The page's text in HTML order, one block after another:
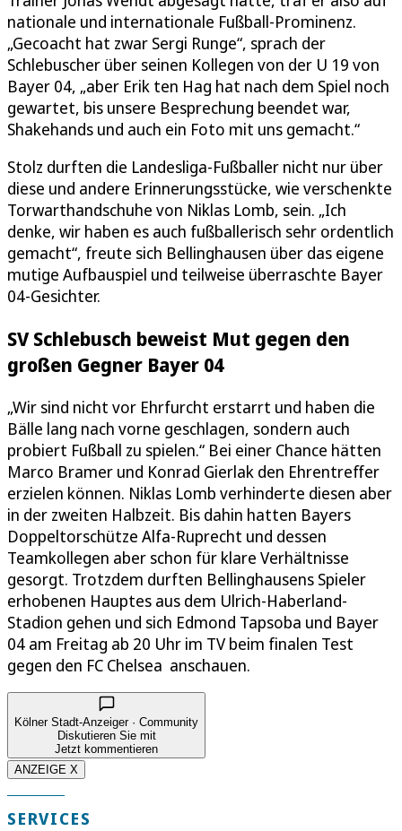
nationale und internationale Fußball-Prominenz.
„Gecoacht hat zwar Sergi Runge“, sprach der
Schlebuscher über seinen Kollegen von der U 19 von
Bayer 04, „aber Erik ten Hag hat nach dem Spiel noch
gewartet, bis unsere Besprechung beendet war,
Shakehands und auch ein Foto mit uns gemacht.“
Stolz durften die Landesliga-Fußballer nicht nur über
diese und andere Erinnerungsstücke, wie verschenkte
Torwarthandschuhe von Niklas Lomb, sein. „Ich
denke, wir haben es auch fußballerisch sehr ordentlich
gemacht“, freute sich Bellinghausen über das eigene
mutige Aufbauspiel und teilweise überraschte Bayer
04-Gesichter.
SV Schlebusch beweist Mut gegen den
großen Gegner Bayer 04
„Wir sind nicht vor Ehrfurcht erstarrt und haben die
Bälle lang nach vorne geschlagen, sondern auch
probiert Fußball zu spielen.“ Bei einer Chance hätten
Marco Bramer und Konrad Gierlak den Ehrentreffer
erzielen können. Niklas Lomb verhinderte diesen aber
in der zweiten Halbzeit. Bis dahin hatten Bayers
Doppeltorschütze Alfa-Ruprecht und dessen
Teamkollegen aber schon für klare Verhältnisse
gesorgt. Trotzdem durften Bellinghausens Spieler
erhobenen Hauptes aus dem Ulrich-Haberland-
Stadion gehen und sich Edmond Tapsoba und Bayer
04 am Freitag ab 20 Uhr im TV beim finalen Test
gegen den FC Chelsea anschauen.
Kölner Stadt-Anzeiger · Community
Diskutieren Sie mit
Jetzt kommentieren
ANZEIGE X
SERVICES